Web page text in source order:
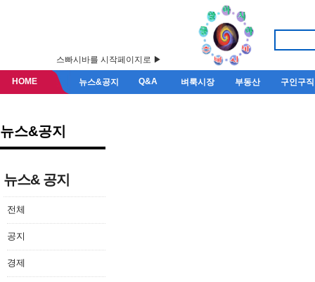
스빠시바를 시작페이지로 ▶
HOME 뉴스&공지 Q&A 벼룩시장 부동산 구인구직
뉴스&공지
뉴스& 공지
전체
공지
경제